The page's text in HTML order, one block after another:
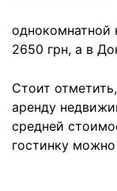
однокомнатной
2650 грн, а в
Стоит
аренду
средней
гостинку